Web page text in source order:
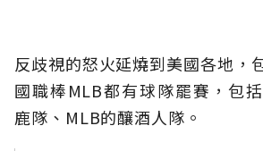
反歧視的怒火延燒到美國各地，
國職棒MLB都有球隊罷賽，包
鹿隊、MLB的釀酒人隊。